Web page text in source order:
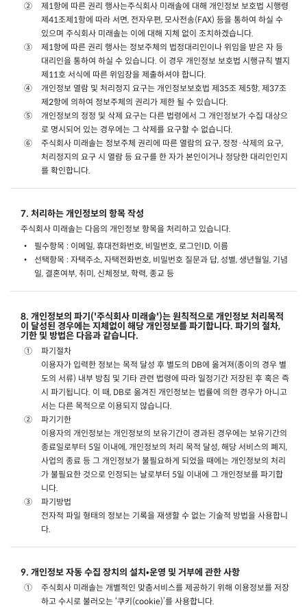
제1항에 따른 권리 행사는주식회사 미래솔에 대해 개인정보 보호법 시행령
제41조제1항에 따라 서면, 전자우편, 모사전송(FAX) 등을 통하여 하실 수
있으며 주식회사 미래솔는 이에 대해 지체 없이 조치하겠습니다.
제1항에 따른 권리 행사는 정보주체의 법정대리인이나 위임을 받은 자 등
대리인을 통하여 하실 수 있습니다. 이 경우 개인정보 보호법 시행규칙 별지
제11호 서식에 따른 위임장을 제출하셔야 합니다.
개인정보 열람 및 처리정지 요구는 개인정보보호법 제35조 제5항, 제37조
제2항에 의하여 정보주체의 권리가 제한 될 수 있습니다.
개인정보의 정정 및 삭제 요구는 다른 법령에서 그 개인정보가 수집 대상으
로 명시되어 있는 경우에는 그 삭제를 요구할 수 없습니다.
주식회사 미래솔는 정보주체 권리에 따른 열람의 요구, 정정·삭제의 요구,
처리정지의 요구 시 열람 등 요구를 한 자가 본인이거나 정당한 대리인인지
를 확인합니다.
7. 처리하는 개인정보의 항목 작성
주식회사 미래솔는 다음의 개인정보 항목을 처리하고 있습니다.
필수항목 : 이메일, 휴대전화번호, 비밀번호, 로그인ID, 이름
선택항목 : 자택주소, 자택전화번호, 비밀번호 질문과 답, 성별, 생년월일, 기념
일, 결혼여부, 취미, 신체정보, 학력, 종교 등
8. 개인정보의 파기('주식회사 미래솔')는 원칙적으로 개인정보 처리목적
이 달성된 경우에는 지체없이 해당 개인정보를 파기합니다. 파기의 절차,
기한 및 방법은 다음과 같습니다.
파기절차
이용자가 입력한 정보는 목적 달성 후 별도의 DB에 옮겨져(종이의 경우 별
도의 서류) 내부 방침 및 기타 관련 법령에 따라 일정기간 저장된 후 혹은 즉
시 파기됩니다. 이 때, DB로 옮겨진 개인정보는 법률에 의한 경우가 아니고
서는 다른 목적으로 이용되지 않습니다.
파기기한
이용자의 개인정보는 개인정보의 보유기간이 경과된 경우에는 보유기간의
종료일로부터 5일 이내에, 개인정보의 처리 목적 달성, 해당 서비스의 폐지,
사업의 종료 등 그 개인정보가 불필요하게 되었을 때에는 개인정보의 처리
가 불필요한 것으로 인정되는 날로부터 5일 이내에 그 개인정보를 파기합
니다.
파기방법
전자적 파일 형태의 정보는 기록을 재생할 수 없는 기술적 방법을 사용합니
다.
9. 개인정보 자동 수집 장치의 설치•운영 및 거부에 관한 사항
주식회사 미래솔는 개별적인 맞춤서비스를 제공하기 위해 이용정보를 저장
하고 수시로 불러오는 ‘쿠키(cookie)’를 사용합니다.